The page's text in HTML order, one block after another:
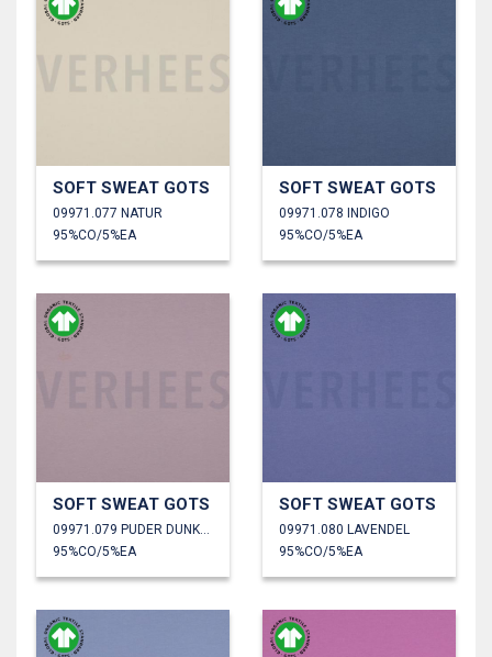
SOFT SWEAT GOTS
09971.077 NATUR
95%CO/5%EA
SOFT SWEAT GOTS
09971.078 INDIGO
95%CO/5%EA
SOFT SWEAT GOTS
95%CO/5%EA
SOFT SWEAT GOTS
09971.080 LAVENDEL
95%CO/5%EA